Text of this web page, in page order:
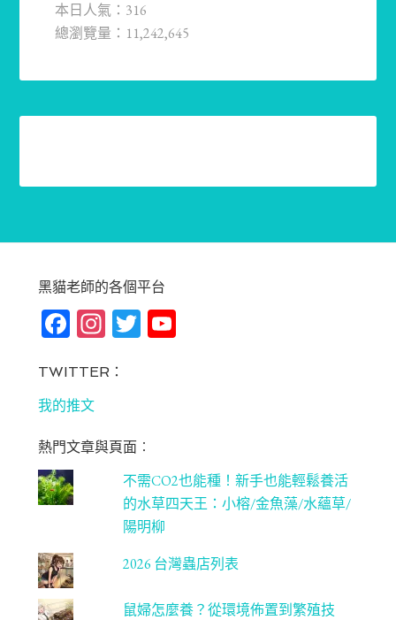
本日人氣：316
總瀏覽量：11,242,645
黑貓老師的各個平台
Fa
bo
ok
In
ag
m
T Yo
C
ha
n
ne
l
TWITTER：
我的推文
熱門文章與頁面︰
不需CO2也能種！新手也能輕鬆養活
的水草四天王：小榕/金魚藻/水蘊草/
陽明柳
2026 台灣蟲店列表
鼠婦怎麼養？從環境佈置到繁殖技